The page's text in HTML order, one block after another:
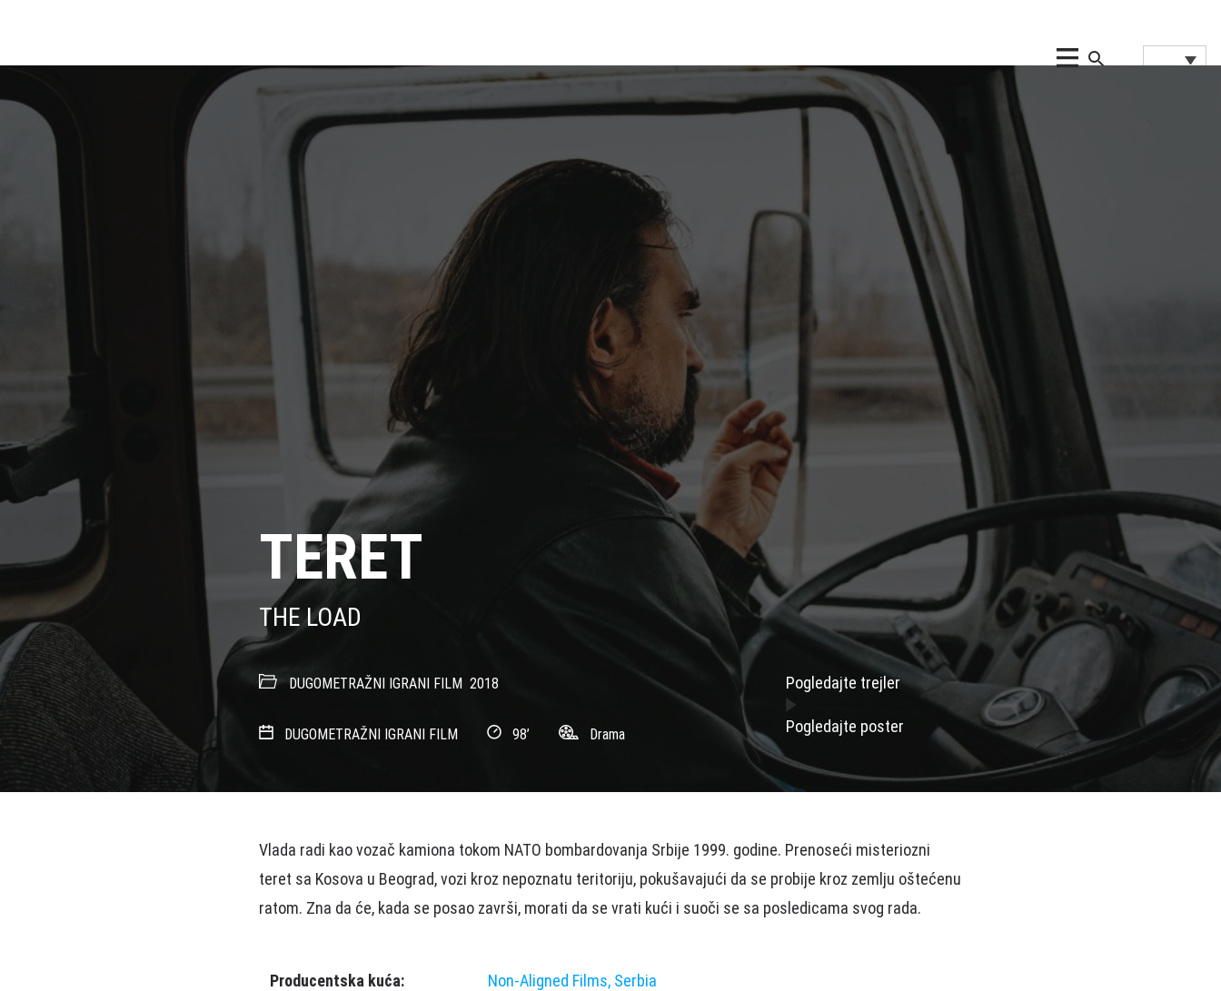
TERET
THE LOAD
DUGOMETRAŽNI IGRANI FILM 2018
DUGOMETRAŽNI IGRANI FILM 98’ Drama
Pogledajte trejler
Pogledajte poster
Vlada radi kao vozač kamiona tokom NATO bombardovanja Srbije 1999. godine. Prenoseći misteriozni
teret sa Kosova u Beograd, vozi kroz nepoznatu teritoriju, pokušavajući da se probije kroz zemlju oštećenu
ratom. Zna da će, kada se posao završi, morati da se vrati kući i suoči se sa posledicama svog rada.
Producentska kuća:
Non-Aligned Films, Serbia